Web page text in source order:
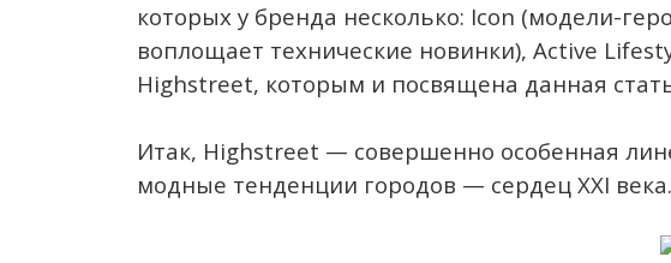
которых у бренда несколько: Icon (модели-
воплощает технические новинки), Active
Highstreet, которым и посвящена данная
Итак, Highstreet — совершенно особенная
модные тенденции городов — сердец XXI века.